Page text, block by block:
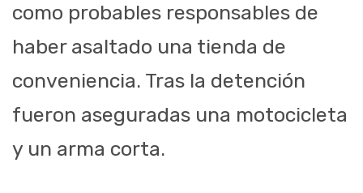
como probables responsables de
haber asaltado una tienda de
conveniencia. Tras la detención
fueron aseguradas una motocicleta
y un arma corta.